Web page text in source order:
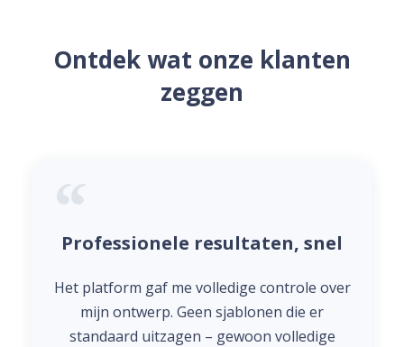
Ontdek wat onze klanten
zeggen
Professionele resultaten, snel
Het platform gaf me volledige controle over
mijn ontwerp. Geen sjablonen die er
standaard uitzagen – gewoon volledige